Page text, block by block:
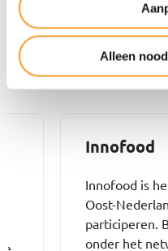
Alleen
Innofood
Innofood is
Oost-
participeren.
onder het